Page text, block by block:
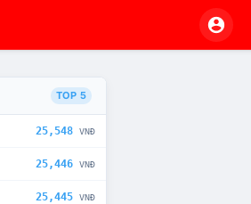
TOP 5
25,548 VNĐ
25,446 VNĐ
25,445 VNĐ